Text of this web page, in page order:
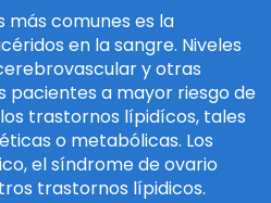
comunes es la
en la sangre. Niveles
y otras
pacientes a mayor riesgo de
trastornos lípidícos, tales
o metabólicas. Los
el síndrome de ovario
trastornos lípidicos.